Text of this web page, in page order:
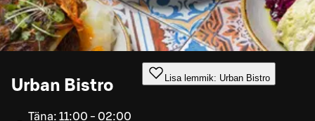
Urban Bistro Lisa lemmik: Urban Bistro
Täna: 11:00 - 02:00